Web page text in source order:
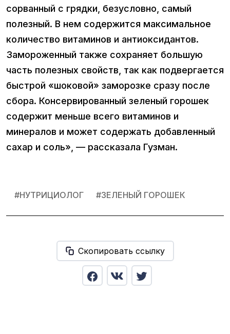
сорванный с грядки, безусловно, самый
полезный. В нем содержится максимальное
количество витаминов и антиоксидантов.
Замороженный также сохраняет большую
часть полезных свойств, так как подвергается
быстрой «шоковой» заморозке сразу после
сбора. Консервированный зеленый горошек
содержит меньше всего витаминов и
минералов и может содержать добавленный
сахар и соль», — рассказала Гузман.
#НУТРИЦИОЛОГ #ЗЕЛЕНЫЙ ГОРОШЕК
Скопировать ссылку